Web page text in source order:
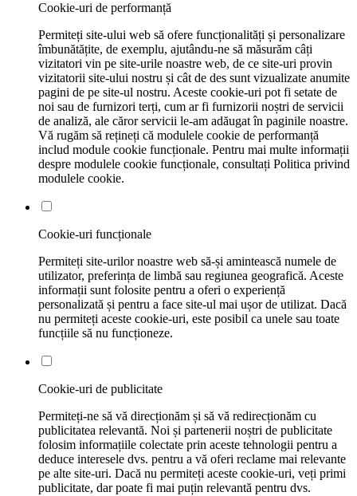
Cookie-uri de performanță
Permiteți site-ului web să ofere funcționalități și personalizare
îmbunătățite, de exemplu, ajutându-ne să măsurăm câți
vizitatori vin pe site-urile noastre web, de ce site-uri provin
vizitatorii site-ului nostru și cât de des sunt vizualizate anumite
pagini de pe site-ul nostru. Aceste cookie-uri pot fi setate de
noi sau de furnizori terți, cum ar fi furnizorii noștri de servicii
de analiză, ale căror servicii le-am adăugat în paginile noastre.
Vă rugăm să rețineți că modulele cookie de performanță
includ module cookie funcționale. Pentru mai multe informații
despre modulele cookie funcționale, consultați Politica privind
modulele cookie.
Cookie-uri funcționale
Permiteți site-urilor noastre web să-și amintească numele de
utilizator, preferința de limbă sau regiunea geografică. Aceste
informații sunt folosite pentru a oferi o experiență
personalizată și pentru a face site-ul mai ușor de utilizat. Dacă
nu permiteți aceste cookie-uri, este posibil ca unele sau toate
funcțiile să nu funcționeze.
Cookie-uri de publicitate
Permiteți-ne să vă direcționăm și să vă redirecționăm cu
publicitatea relevantă. Noi și partenerii noștri de publicitate
folosim informațiile colectate prin aceste tehnologii pentru a
deduce interesele dvs. pentru a vă oferi reclame mai relevante
pe alte site-uri. Dacă nu permiteți aceste cookie-uri, veți primi
publicitate, dar poate fi mai puțin relevantă pentru dvs.